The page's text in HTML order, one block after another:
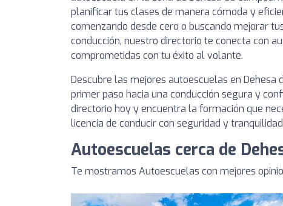
planificar tus clases de manera cómoda y
comenzando desde cero o buscando mejorar
conducción, nuestro directorio te conecta con
comprometidas con tu éxito al volante.
Descubre las mejores autoescuelas en Dehesa
primer paso hacia una conducción segura y
directorio hoy y encuentra la formación que
licencia de conducir con seguridad y
Autoescuelas cerca de
Te mostramos Autoescuelas con mejores